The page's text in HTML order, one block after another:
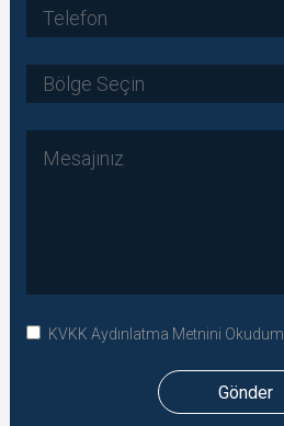
Bölge Seçin
KVKK Aydınlatma Metnini Okudum
Gönder